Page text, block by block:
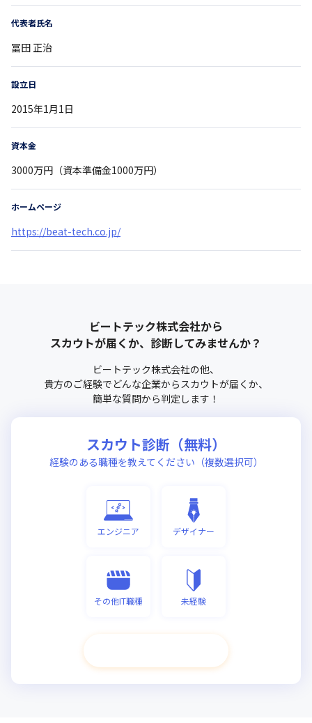
代表者氏名
冨田 正治
設立日
2015年1月1日
資本金
3000万円（資本準備金1000万円）
ホームページ
https://beat-tech.co.jp/
ビートテック株式会社から
スカウトが届くか、診断してみませんか？
ビートテック株式会社の他、
貴方のご経験でどんな企業からスカウトが届くか、
簡単な質問から判定します！
スカウト診断（無料）
経験のある職種を教えてください（複数選択可）
エンジニア デザイナー
その他IT職種 未経験